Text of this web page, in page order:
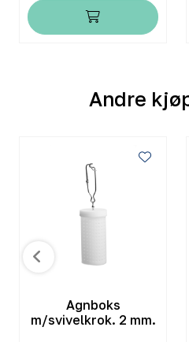
Andre
Agnboks
m/svivelkrok. 2 mm.